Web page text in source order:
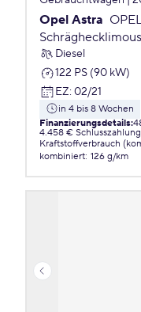
Opel Astra
Diesel
122 PS (90 kW)
EZ: 02/21
in 4 bis 8 Wochen
Finanzierungsdetails:
4.458 € Schlusszahlung
Kraftstoffverbrauch
kombiniert: 126 g/km